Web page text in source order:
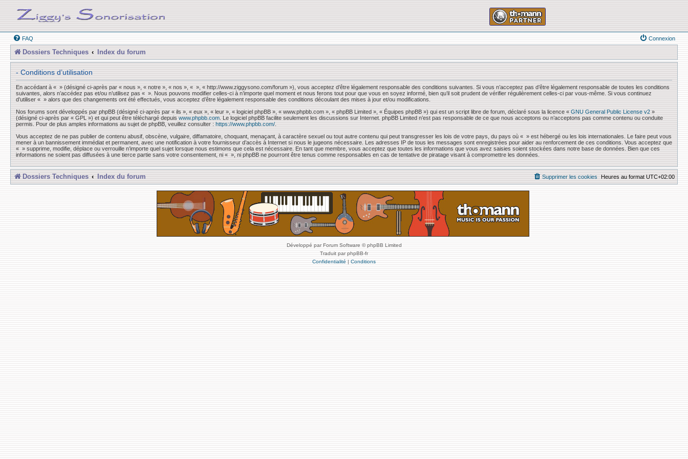
FAQ Connexion
Dossiers Techniques Index du forum
- Conditions d’utilisation
En accédant à « » (désigné ci-après par « nous », « notre », « nos », « », « http://www.ziggysono.com/forum »), vous acceptez d’être légalement responsable des conditions suivantes. Si vous n’acceptez pas d’être légalement responsable de toutes les conditions
suivantes, alors n’accédez pas et/ou n’utilisez pas « ». Nous pouvons modifier celles-ci à n’importe quel moment et nous ferons tout pour que vous en soyez informé, bien qu’il soit prudent de vérifier régulièrement celles-ci par vous-même. Si vous continuez
d’utiliser « » alors que des changements ont été effectués, vous acceptez d’être légalement responsable des conditions découlant des mises à jour et/ou modifications.
Nos forums sont développés par phpBB (désigné ci-après par « ils », « eux », « leur », « logiciel phpBB », « www.phpbb.com », « phpBB Limited », « Équipes phpBB ») qui est un script libre de forum, déclaré sous la licence « GNU General Public License v2 »
(désigné ci-après par « GPL ») et qui peut être téléchargé depuis www.phpbb.com . Le logiciel phpBB facilite seulement les discussions sur Internet. phpBB Limited n’est pas responsable de ce que nous acceptons ou n’acceptons pas comme contenu ou conduite
permis. Pour de plus amples informations au sujet de phpBB, veuillez consulter : https://www.phpbb.com/
Vous acceptez de ne pas publier de contenu abusif, obscène, vulgaire, diffamatoire, choquant, menaçant, à caractère sexuel ou tout autre contenu qui peut transgresser les lois de votre pays, du pays où « » est hébergé ou les lois internationales. Le faire peut vous
mener à un bannissement immédiat et permanent, avec une notification à votre fournisseur d’accès à Internet si nous le jugeons nécessaire. Les adresses IP de tous les messages sont enregistrées pour aider au renforcement de ces conditions. Vous acceptez que
« » supprime, modifie, déplace ou verrouille n’importe quel sujet lorsque nous estimons que cela est nécessaire. En tant que membre, vous acceptez que toutes les informations que vous avez saisies soient stockées dans notre base de données. Bien que ces
informations ne soient pas diffusées à une tierce partie sans votre consentement, ni « », ni phpBB ne pourront être tenus comme responsables en cas de tentative de piratage visant à compromettre les données.
Dossiers Techniques Index du forum Heures au format UTC+02:00
Supprimer les cookies
Développé par Forum Software © phpBB Limited
Traduit par phpBB-fr
Confidentialité | Conditions